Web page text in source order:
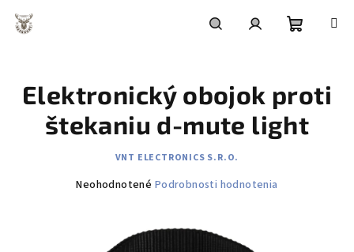
obsah
košík
Elektronický obojok proti
štekaniu d-mute light
VNT ELECTRONICS S.R.O.
Priemerné
Neohodnotené Podrobnosti hodnotenia